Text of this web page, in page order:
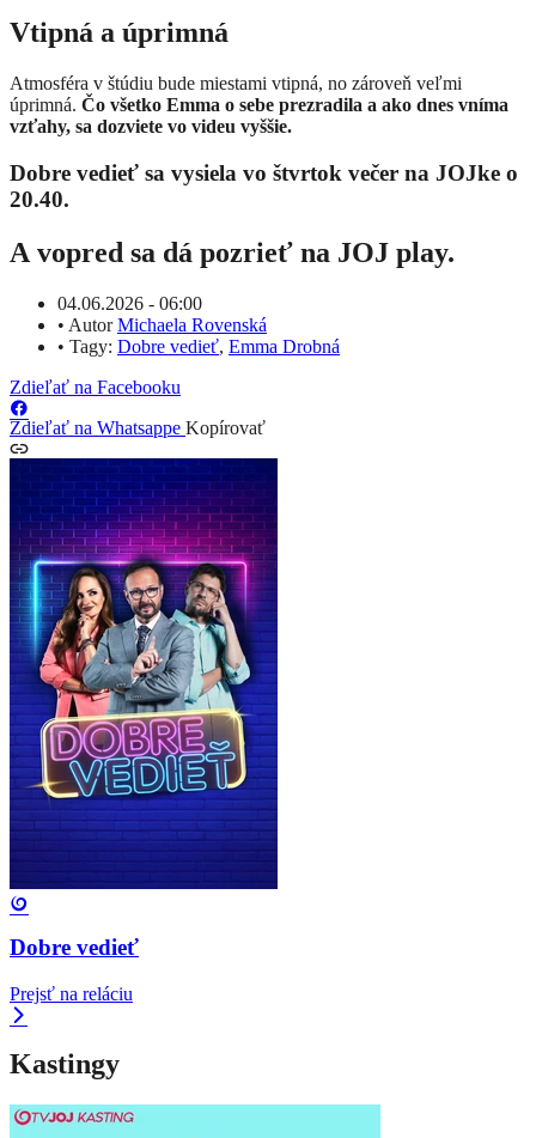
Vtipná a úprimná
Atmosféra v štúdiu bude miestami vtipná, no zároveň veľmi
úprimná. Čo všetko Emma o sebe prezradila a ako dnes vníma
vzťahy, sa dozviete vo videu vyššie.
Dobre vedieť sa vysiela vo štvrtok večer na JOJke o
20.40.
A vopred sa dá pozrieť na JOJ play.
04.06.2026 - 06:00
• AutorMichaela Rovenská
• Tagy: Dobre vedieť, Emma Drobná
Zdieľať na Facebooku
Zdieľať na Whatsappe Kopírovať
Dobre vedieť
Prejsť na reláciu
Kastingy